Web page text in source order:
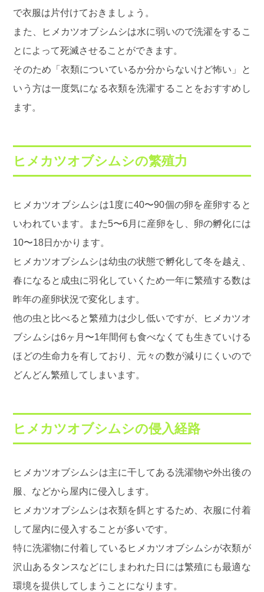
で衣服は片付けておきましょう。
また、ヒメカツオブシムシは水に弱いので洗濯をするこ
とによって死滅させることができます。
そのため「衣類についているか分からないけど怖い」と
いう方は一度気になる衣類を洗濯することをおすすめし
ます。
ヒメカツオブシムシの繁殖力
ヒメカツオブシムシは1度に40〜90個の卵を産卵すると
いわれています。また5〜6月に産卵をし、卵の孵化には
10〜18日かかります。
ヒメカツオブシムシは幼虫の状態で孵化して冬を越え、
春になると成虫に羽化していくため一年に繁殖する数は
昨年の産卵状況で変化します。
他の虫と比べると繁殖力は少し低いですが、ヒメカツオ
ブシムシは6ヶ月〜1年間何も食べなくても生きていける
ほどの生命力を有しており、元々の数が減りにくいので
どんどん繁殖してしまいます。
ヒメカツオブシムシの侵入経路
ヒメカツオブシムシは主に干してある洗濯物や外出後の
服、などから屋内に侵入します。
ヒメカツオブシムシは衣類を餌とするため、衣服に付着
して屋内に侵入することが多いです。
特に洗濯物に付着しているヒメカツオブシムシが衣類が
沢山あるタンスなどにしまわれた日には繁殖にも最適な
環境を提供してしまうことになります。